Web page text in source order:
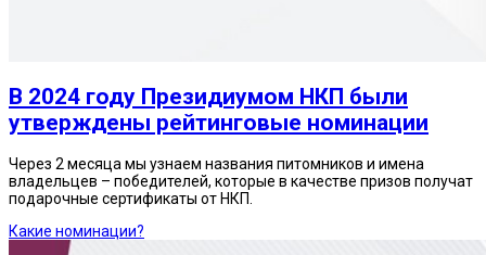
В 2024 году Президиумом НКП были
утверждены рейтинговые номинации
Через 2 месяца мы узнаем названия питомников и имена
владельцев – победителей, которые в качестве призов получат
подарочные сертификаты от НКП.
Какие номинации?